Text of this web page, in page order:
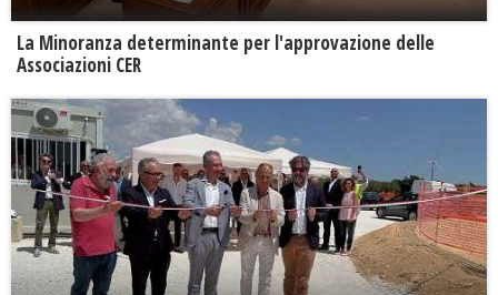
La Minoranza determinante per l'approvazione delle
Associazioni CER